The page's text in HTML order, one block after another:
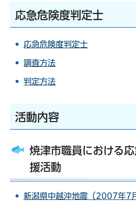
応急危険度判定士
応急危険度判定士
調査方法
判定方法
活動内容
焼津市職員における
援活動
新潟県中越沖地震（2007年7